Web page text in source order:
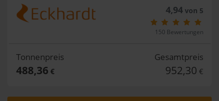
4,94von 5
150 Bewertungen
Tonnenpreis
488,36 €
Gesamtpreis
952,30 €